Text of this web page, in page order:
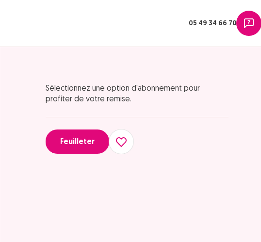
05 49 34 66 70
Sélectionnez une option d'abonnement pour
profiter de votre remise.
Feuilleter